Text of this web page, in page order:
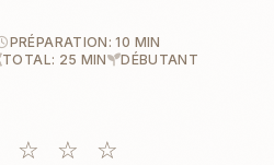
PRÉPARATION: 10 MIN
TOTAL: 25 MIN DÉBUTANT
☆ ☆ ☆